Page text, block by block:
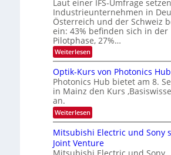
r
a
r
b
e
i
t
u
n
s
T
r
t
a
r
k
e
s
W
a
c
h
s
t
u
m
i
m
e
r
W
E
-
H
e
r
a
e
u
s
-
S
m
i
a
r
Laut einer IFS-Umfrage
Industrieunternehmen in
Österreich und der Schweiz
ein: 43% befinden sich in der
Pilotphase, 27%…
Weiterlesen:
K
-
E
i
s
a
t
z
n
i
Optik-Kurs von Photonics Hub
Photonics Hub bietet am 8.
in Mainz den Kurs
an.
Weiterlesen:
O
p
t
i
k
Mitsubishi Electric und Sony
Joint Venture
Mitsubishi Electric und Sony